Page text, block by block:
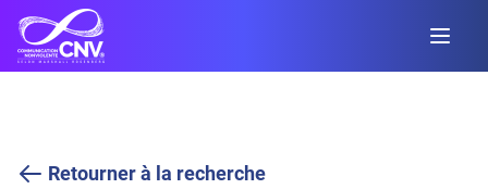
Retourner à la recherche